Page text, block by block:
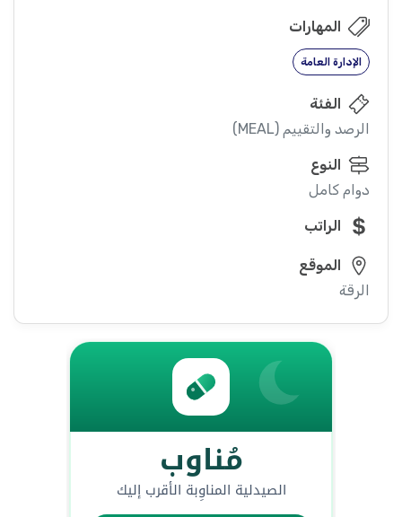
المهارات
الإدارة العامة
الفئة
الرصد والتقييم (MEAL)
النوع
دوام كامل
الراتب
الموقع
الرقة